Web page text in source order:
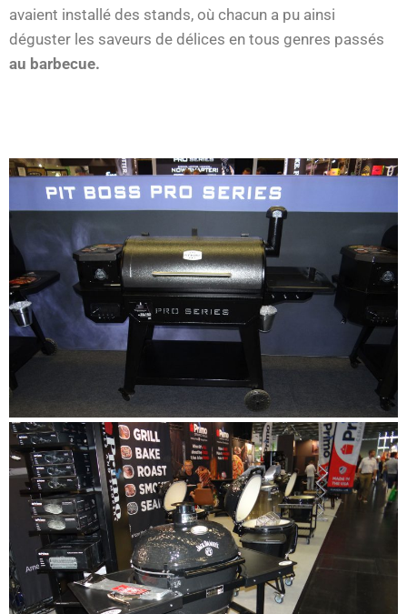
avaient installé des stands, où chacun a pu ainsi
déguster les saveurs de délices en tous genres passés
au barbecue.